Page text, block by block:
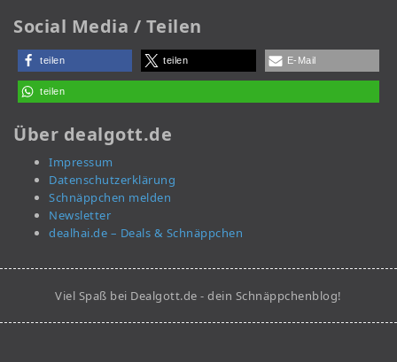
Social Media / Teilen
teilen teilen E-Mail
teilen
Über dealgott.de
Impressum
Datenschutzerklärung
Schnäppchen melden
Newsletter
dealhai.de – Deals & Schnäppchen
Viel Spaß bei Dealgott.de - dein Schnäppchenblog!